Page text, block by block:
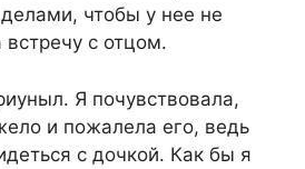
чтобы у нее не
с отцом.
Я почувствовала,
и пожалела его, ведь
с дочкой. Как бы я